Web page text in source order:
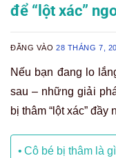
để “lột xác”
ĐĂNG VÀO28 THÁNG 7,
Nếu bạn đang lo
sau – những giải
bị thâm “lột xác” đầy
Cô bé bị thâm là